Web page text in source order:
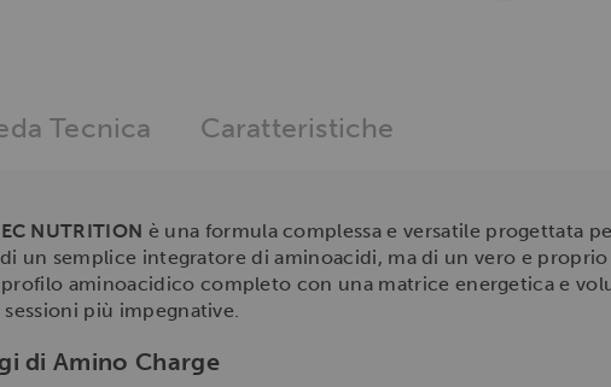
Tecnica Caratteristiche
NUTRITION è una formula complessa e versatile progettata
un semplice integratore di aminoacidi, ma di un vero e
aminoacidico completo con una matrice energetica e
più impegnative.
di Amino Charge